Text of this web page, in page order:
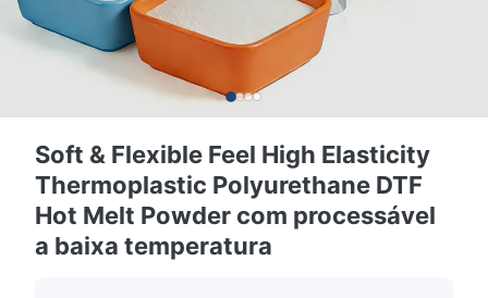
Soft & Flexible Feel High Elasticity
Thermoplastic Polyurethane DTF
Hot Melt Powder com processável
a baixa temperatura